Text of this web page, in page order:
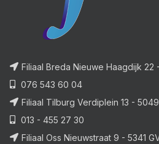
Filiaal Breda Nieuwe Haagdijk 22
076 543 60 04
Filiaal Tilburg Verdiplein 13 -
013 - 455 27 30
Filiaal Oss Nieuwstraat 9 - 5341